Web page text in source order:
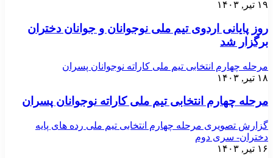
۱۹ تیر, ۱۴۰۳
روز پایانی اردوی تیم ملی نوجوانان و جوانان دختران
برگزار شد
مرحله چهارم انتخابی تیم ملی کاراته نوجوانان پسران
۱۸ تیر, ۱۴۰۳
مرحله چهارم انتخابی تیم ملی کاراته نوجوانان پسران
گزارش تصویری مرحله چهارم انتخابی تیم ملی رده های پایه
دختران- سری دوم
۱۶ تیر, ۱۴۰۳